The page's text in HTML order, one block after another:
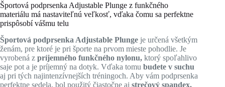
Športová podprsenka Adjustable Plunge z funkčného
materiálu má nastaviteľnú veľkosť, vďaka čomu sa perfektne
prispôsobí vášmu telu
Športová podprsenka Adjustable Plunge je určená všetkým
ženám, pre ktoré je pri športe na prvom mieste pohodlie. Je
vyrobená z príjemného funkčného nylonu, ktorý spoľahlivo
saje pot a je príjemný na dotyk. Vďaka tomu budete v suchu
aj pri tých najintenzívnejších tréningoch. Aby vám podprsenka
perfektne sedela, bol použitý čiastočne aj strečový spandex.